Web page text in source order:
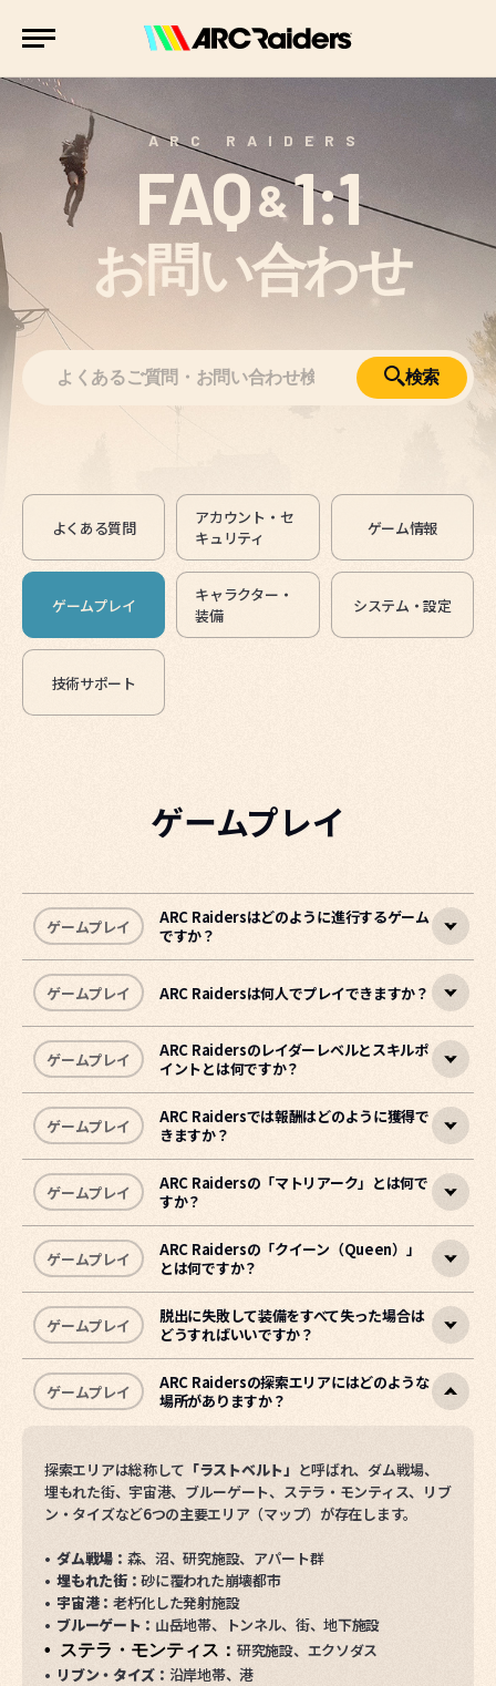
ARC RAIDERS
FAQ&1:1
お問い合わせ
検索
よくある質問
アカウント・セ
キュリティ
ゲーム情報
ゲームプレイ
キャラクター・
装備
システム・設定
技術サポート
ゲームプレイ
ゲームプレイ
ARC Raidersはどのように進行するゲーム
ですか？
ARC Raidersは、 地上に上がって資源を収集し、戦利品を持った
まま脱出地点へたどり着いて帰還することが核となるゲームで
す。
あなたは地下都市スペランザ（Speranza）のレイダーとして、
危険が潜む地上へ赴き、資源を収集して任務を遂行します。その
過程で他のレイダーと協力したり競い合ったりし、正体不明の機
械勢力ARCと対峙することもあります。
目標は戦利品を持って生き延びること。
このリスクと報酬のバ
ランスの中で生き延び、成長していく循環こそが、ARC Raiders
の核心的なゲーム体験です。
ゲームプレイ ARC Raidersは何人でプレイできますか？
ARC Raidersは一人でプレイすることも、最大3人で構成された
チームで一緒にプレイすることもできます。
マッチメイキングは、チーム同士やソロ同士の対戦を優先しま
す。
ゲームプレイ
ARC Raidersのレイダーレベルとスキルポ
イントとは何ですか？
レイダーレベルは、地上でのさまざまな活動を通じて経験値
（XP）を集めて上げていく成長段階で、レベルが上がるたびに
スキルポイントを獲得します。
- スキルポイントを使って新しいスキルや能力を習得できます。
- 機動性、ステルス、携行量など、自分だけのプレイスタイルに
合わせて能力を強化できます。
ゲームのお問い合わせ
ゲームプレイ
ARC Raidersでは報酬はどのように獲得で
きますか？
ゲームをプレイしてチャレンジを達成すると、
を獲得でき
ます。
獲得したクレドで
レイダーデッキの報酬を開放 できます。
• 上層で達成できる小さな目標（例：ワスプを5体撃破）をクリ
アすると、クレドが付与されます。
• クレドはレイダーデッキの報酬開放に使用されます。
• レイダーデッキは進行型の報酬システムで、報酬を開放するほ
ど、より多くの段階と報酬が解放されます。
ゲームプレイ
ARC Raidersの「マトリアーク」とは何で
すか？
マトリアークは、
数多くの脅威となるARCを召喚し、さまざまな
遠距離攻撃を繰り出す巨大なARCです。
他のレイダーたちと協力してマトリアークのシールドを破壊し、
レジェンダリーアイテムを手に入れましょう。
ゲームのお問い合わせ
ゲームプレイ
ARC Raidersの「クイーン（Queen）」
とは何ですか？
クイーンは、アパートの建物ほど巨大なARC
で、地上を徘徊しな
がら正体不明の構造物「ハーベスター」を防衛します。
ハーベスターからは特別な設計図が入手できることがあります。
設計図を手に入れて、強力な武器を製作してみましょう。
ゲームプレイ
脱出に失敗して装備をすべて失った場合は
どうすればいいですか？
スペランザで提供される無料ロードアウトを利用
アイテ
ムを集めてくれる相棒の鶏
、スクラッピーの助けを借りて再ス
スクラッピーはレイダーの信頼できる仲間で、アイテムを集める
習性を持っています。
できます。
ゲームプレイ
ARC Raidersの探索エリアにはどのような
場所がありますか？
探索エリアは総称して 「ラストベルト」 と呼ばれ、ダム戦場、
埋もれた街、宇宙港、ブルーゲート、ステラ・モンティス、リブ
ン・タイズなど6つの主要エリア（マップ）が存在します。
• ダム戦場： 森、沼、研究施設、アパート群
• 埋もれた街：砂に覆われた崩壊都市
• 宇宙港： 老朽化した発射施設
• ブルーゲート： 山岳地帯、トンネル、街、地下施設
• ステラ・モンティス ： 研究施設、エクソダス
• リブン・タイズ： 沿岸地帯、港